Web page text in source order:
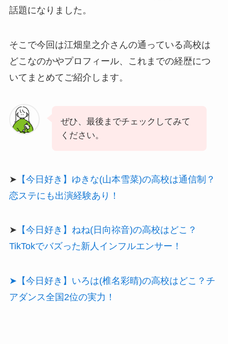
話題になりました。
そこで今回は江畑皇之介さんの通っている高校は
どこなのかやプロフィール、これまでの経歴につ
いてまとめてご紹介します。
ぜひ、最後までチェックしてみて
ください。
➤ 【今日好き】ゆきな(山本雪菜)の高校は通信制？
恋ステにも出演経験あり！
➤ 【今日好き】ねね(日向祢音)の高校はどこ？
TikTokでバズった新人インフルエンサー！
➤【今日好き】いろは(椎名彩晴)の高校はどこ？チ
アダンス全国2位の実力！